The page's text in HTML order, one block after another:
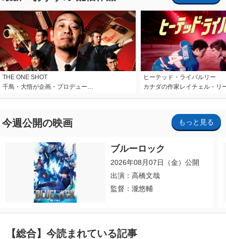
THE ONE SHOT
千鳥・大悟が企画・プロデュー…
ヒーテッド・ライバルリー
カナダの作家レイチェル・リ
今週公開の映画 もっと見る
ブルーロック
2026年08月07日（金）公開
出演：高橋文哉
監督：瀧悠輔
【総合】今読まれている記事